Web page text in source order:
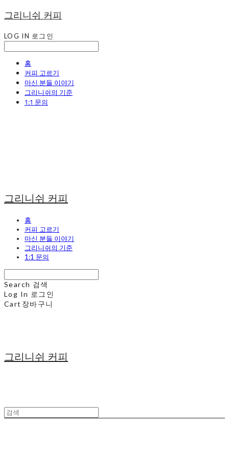
그리니쉬 커피
LOG IN 로그인
홈
커피 고르기
마신 분들 이야기
그리니쉬의 기준
1:1 문의
그리니쉬 커피
홈
커피 고르기
마신 분들 이야기
그리니쉬의 기준
1:1 문의
Search 검색
Log In 로그인
Cart 장바구니
그리니쉬 커피